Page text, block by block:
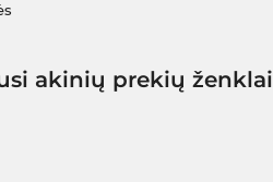
akinių prekių ženklai